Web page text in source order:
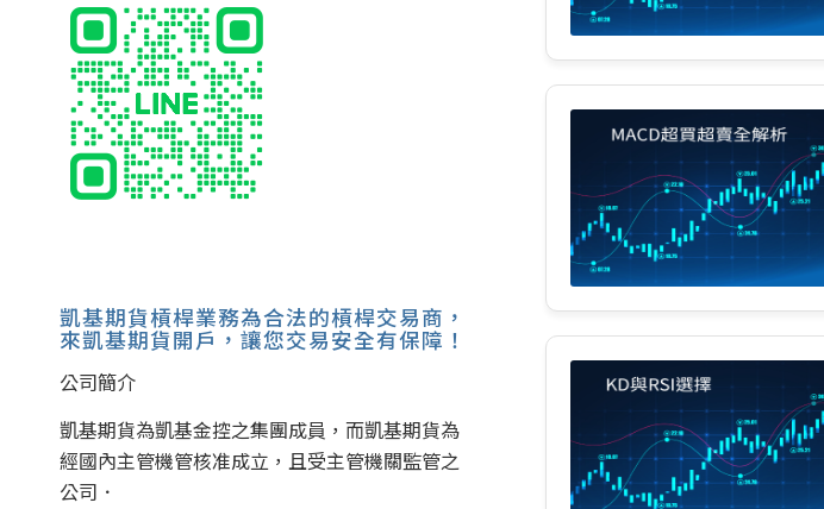
凱基期貨槓桿業務為合法的槓桿交易商，
來凱基期貨開戶，讓您交易安全有保障！
公司簡介
凱基期貨為凱基金控之集團成員，而凱基期貨為
經國內主管機管核准成立，且受主管機關監管之
公司．